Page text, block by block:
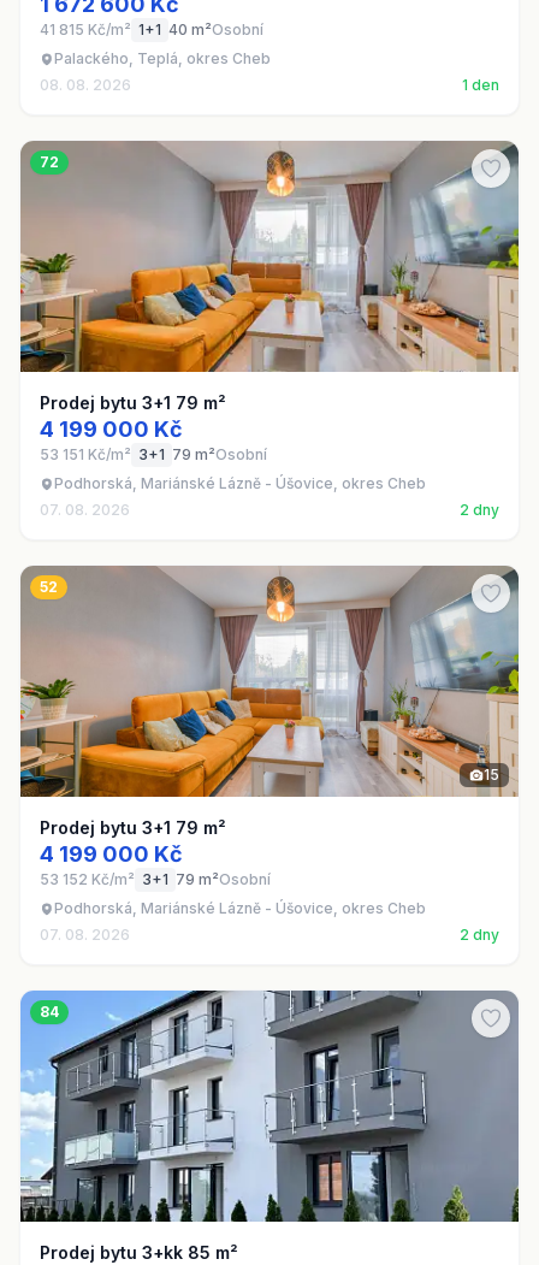
41 815 Kč/m² 1+1 40 m²Osobní
Palackého, Teplá, okres Cheb
08. 08. 2026
1 den
72
Prodej bytu 3+1 79 m²
4 199 000 Kč
53 151 Kč/m² 3+1 79 m²Osobní
Podhorská, Mariánské Lázně - Úšovice, okres Cheb
07. 08. 2026
2 dny
52
15
Prodej bytu 3+1 79 m²
4 199 000 Kč
53 152 Kč/m² 3+1 79 m²Osobní
Podhorská, Mariánské Lázně - Úšovice, okres Cheb
07. 08. 2026
2 dny
84
Prodej bytu 3+kk 85 m²